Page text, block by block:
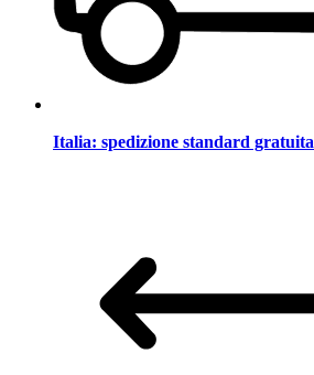
Italia: spedizione standard gratuita